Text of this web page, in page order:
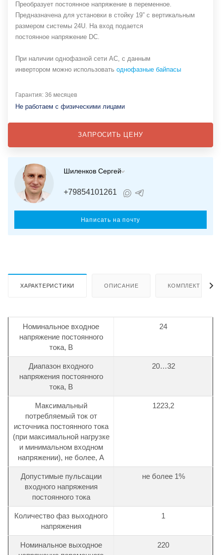
Преобразует постоянное напряжение в переменное.
Предназначена для установки в стойку 19” с вертикальным
размером системы 24U. На вход подается
постоянное напряжение DC.
При наличии однофазной сети АС, с данным
инвертором можно использовать однофазные байпасы
Гарантия: 36 месяцев
Не работаем с физическими лицами
ЗАПРОСИТЬ ЦЕНУ
Шиленков Сергей
+79854101261
Написать на почту
ХАРАКТЕРИСТИКИ ОПИСАНИЕ КОМПЛЕКТ
Номинальное входное
напряжение постоянного
тока, В
24
Диапазон входного
напряжения постоянного
тока, В
20…32
Максимальный
потребляемый ток от
источника постоянного тока
(при максимальной нагрузке
и минимальном входном
напряжении), не более, А
1223,2
Допустимые пульсации
входного напряжения
постоянного тока
не более 1%
Количество фаз выходного
напряжения
1
Номинальное выходное
220